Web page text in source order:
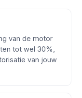
van de motor
tot wel 30%,
van jouw